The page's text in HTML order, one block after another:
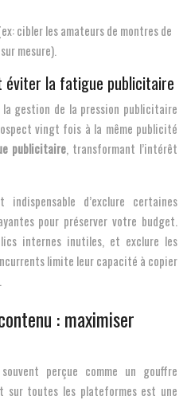
cibler les amateurs de montres de
mesure).
éviter la fatigue publicitaire
gestion de la pression publicitaire
vingt fois à la même publicité
publicitaire, transformant l’intérêt
d’exclure certaines
pour préserver votre budget.
internes inutiles, et exclure les
limite leur capacité à copier
: maximiser
perçue comme un gouffre
sur toutes les plateformes est une